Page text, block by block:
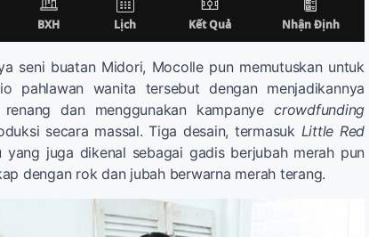
seni buatan Midori, Mocolle pun memutuskan untuk
pahlawan wanita tersebut dengan menjadikannya
dan menggunakan kampanye crowdfunding
secara massal. Tiga desain, termasuk Little Red
juga dikenal sebagai gadis berjubah merah pun
dengan rok dan jubah berwarna merah terang.